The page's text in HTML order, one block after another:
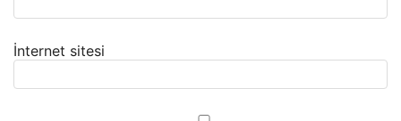
İnternet sitesi